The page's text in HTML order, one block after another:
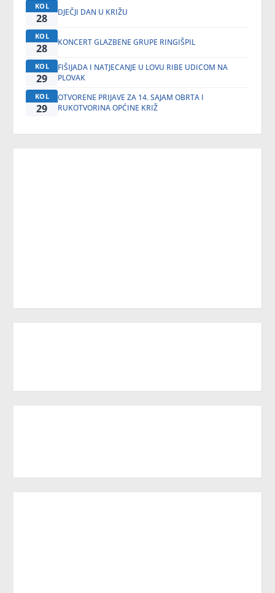
KOL
28 DJEČJI DAN U KRIŽU
KOL
28 KONCERT GLAZBENE GRUPE RINGIŠPIL
KOL
29
FIŠIJADA I NATJECANJE U LOVU RIBE UDICOM NA
PLOVAK
KOL
29
OTVORENE PRIJAVE ZA 14. SAJAM OBRTA I
RUKOTVORINA OPĆINE KRIŽ